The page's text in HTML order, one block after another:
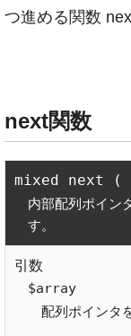
つ進める関数
next関数
内部配列ポイン
す。
$array
配列ポインタ